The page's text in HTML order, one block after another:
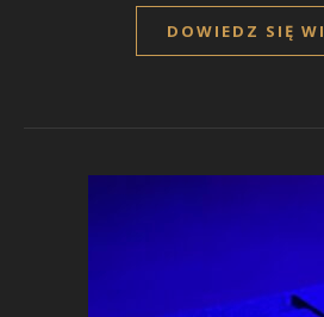
DOWIEDZ SIĘ